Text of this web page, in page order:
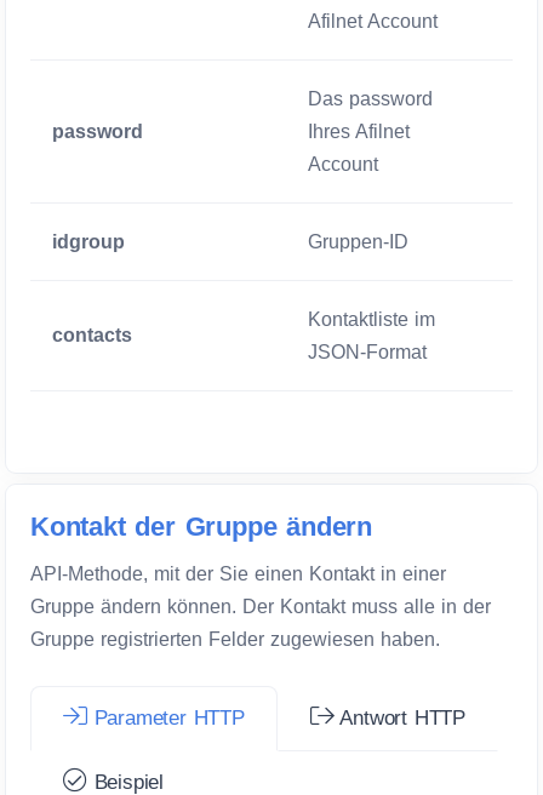
Afilnet Account
password
Das password
Ihres Afilnet
Account
idgroup Gruppen-ID
contacts
Kontaktliste im
JSON-Format
Kontakt der Gruppe ändern
API-Methode, mit der Sie einen Kontakt in einer
Gruppe ändern können. Der Kontakt muss alle in der
Gruppe registrierten Felder zugewiesen haben.
Parameter HTTP Antwort HTTP
Beispiel